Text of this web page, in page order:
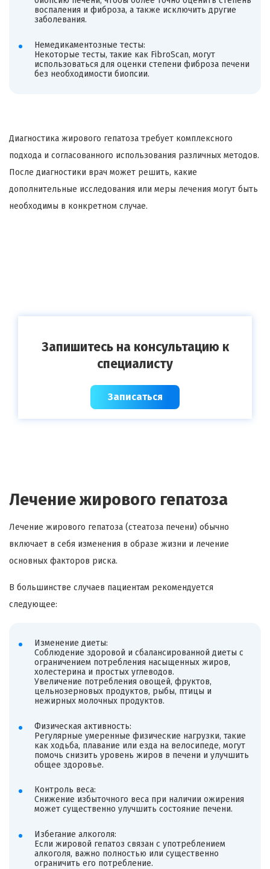
воспаления и фиброза, а также исключить другие
заболевания.
Немедикаментозные тесты:
Некоторые тесты, такие как FibroScan, могут
использоваться для оценки степени фиброза печени
без необходимости биопсии.
Диагностика жирового гепатоза требует комплексного
подхода и согласованного использования различных методов.
После диагностики врач может решить, какие
дополнительные исследования или меры лечения могут быть
необходимы в конкретном случае.
Запишитесь на консультацию к
специалисту
Записаться
Лечение жирового гепатоза
Лечение жирового гепатоза (стеатоза печени) обычно
включает в себя изменения в образе жизни и лечение
основных факторов риска.
В большинстве случаев пациентам рекомендуется
следующее:
Изменение диеты:
Соблюдение здоровой и сбалансированной диеты с
ограничением потребления насыщенных жиров,
холестерина и простых углеводов.
Увеличение потребления овощей, фруктов,
цельнозерновых продуктов, рыбы, птицы и
нежирных молочных продуктов.
Физическая активность:
Регулярные умеренные физические нагрузки, такие
как ходьба, плавание или езда на велосипеде, могут
помочь снизить уровень жиров в печени и улучшить
общее здоровье.
Контроль веса:
Снижение избыточного веса при наличии ожирения
может существенно улучшить состояние печени.
Избегание алкоголя:
Если жировой гепатоз связан с употреблением
алкоголя, важно полностью или существенно
ограничить его потребление.